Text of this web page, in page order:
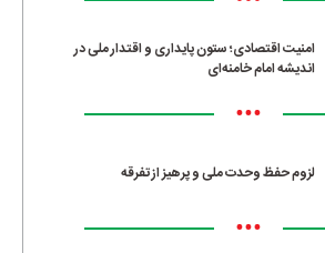
امنیت اقتصادی؛ ستون پایداری و اقتدار ملی در
اندیشه امام خامنه‌ای
•••
لزوم حفظ وحدت ملی و پرهیز از تفرقه
•••